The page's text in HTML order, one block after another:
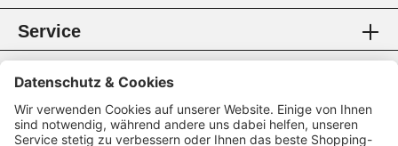
Service
Information
Rechtliches